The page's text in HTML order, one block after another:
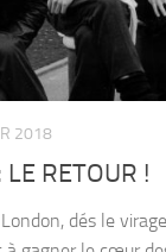
2018
RETOUR !
dés le